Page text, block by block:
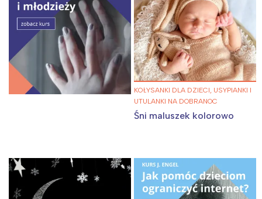
KOŁYSANKI DLA DZIECI, USYPIANKI I
UTULANKI NA DOBRANOC
Śni maluszek kolorowo